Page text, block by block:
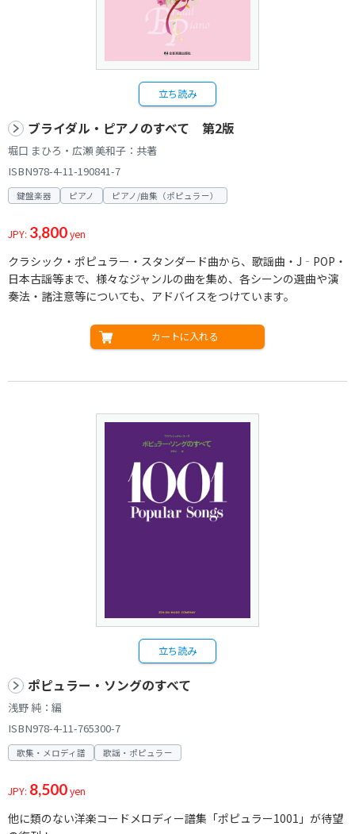
立ち読み
ブライダル・ピアノのすべて 第2版
堀口 まひろ・広瀬 美和子：共著
ISBN978-4-11-190841-7
鍵盤楽器 ピアノ ピアノ/曲集（ポピュラー）
JPY: 3,800yen
クラシック・ポピュラー・スタンダード曲から、歌謡曲・J‐POP・
日本古謡等まで、様々なジャンルの曲を集め、各シーンの選曲や演
奏法・諸注意等についても、アドバイスをつけています。
カートに入れる
立ち読み
ポピュラー・ソングのすべて
浅野 純：編
ISBN978-4-11-765300-7
歌集・メロディ譜 歌謡・ポピュラー
JPY: 8,500yen
他に類のない洋楽コードメロディー譜集「ポピュラー1001」が待望